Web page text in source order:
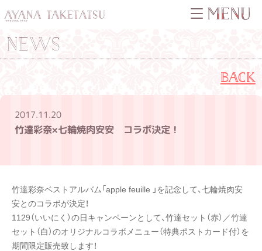
NEWS
BACK
2017.11.20
竹達彩奈×七輪焼肉安安 コラボ決定！
竹達彩奈ベストアルバム「apple feuille 」を記念して、七輪焼肉安
安とのコラボが決定！
1129（いいにく）の日キャンペーンとして、竹達セット（赤）／竹達
セット（白）のオリジナルコラボメニュー（特典ポストカード付）を
期間限定販売致します！